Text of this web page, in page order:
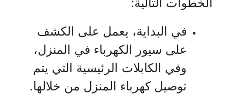
في البداية، يعمل على الكشف
على سيور الكهرباء في المنزل،
وفي الكابلات الرئيسية التي يتم
توصيل كهرباء المنزل من خلالها.